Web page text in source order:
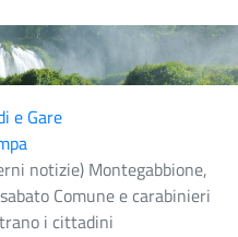
e Gare
notizie) Montegabbione,
Comune e carabinieri
i cittadini